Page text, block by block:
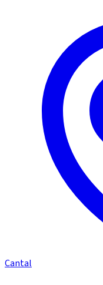
Cantal